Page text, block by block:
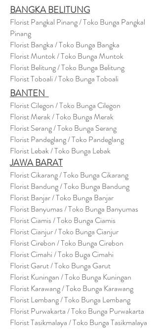
BANGKA BELITUNG
Florist Pangkal Pinang / Toko Bunga Pangkal
Pinang
Florist Bangka / Toko Bunga Bangka
Florist Muntok / Toko Bunga Muntok
Florist Belitung / Toko Bunga Belitung
Florist Toboali / Toko Bunga Toboali
BANTEN
Florist Cilegon / Toko Bunga Cilegon
Florist Merak / Toko Bunga Merak
Florist Serang / Toko Bunga Serang
Florist Pandeglang / Toko Pandeglang
Florist Lebak / Toko Bunga Lebak
JAWA BARAT
Florist Cikarang/ Toko Bunga Cikarang
Florist Bandung / Toko Bunga Bandung
Florist Banjar / Toko Bunga Banjar
Florist Banyumas / Toko Bunga Banyumas
Florist Ciamis / Toko Bunga Ciamis
Florist Cianjur / Toko Bunga Cianjur
Florist Cirebon / Toko Bunga Cirebon
Florist Cimahi / Toko Buga Cimahi
Florist Garut / Toko Bunga Garut
Florist Kuningan / Toko Bunga Kuningan
Florist Karawang / Toko Bunga Karawang
Florist Lembang / Toko Bunga Lembang
Florist Purwakarta / Toko Bunga Purwakarta
Florist Tasikmalaya / Toko Bunga Tasikmalaya